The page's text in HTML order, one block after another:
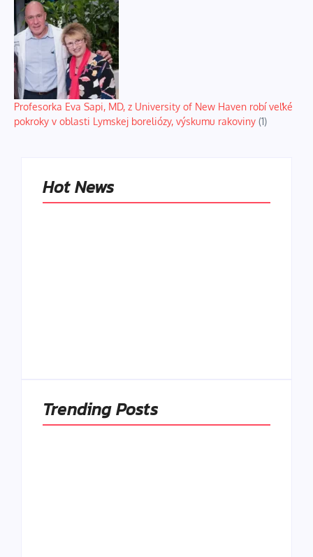
Profesorka Eva Sapi, MD, z University of New Haven robí veľké
pokroky v oblasti Lymskej boreliózy, výskumu rakoviny (1)
Hot News
Trending Posts